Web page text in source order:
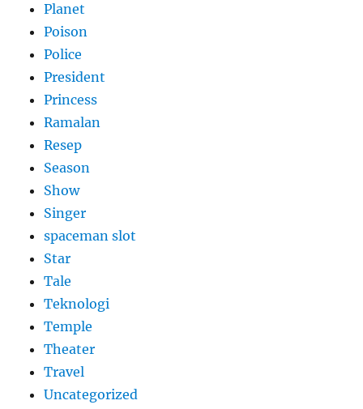
Planet
Poison
Police
President
Princess
Ramalan
Resep
Season
Show
Singer
spaceman slot
Star
Tale
Teknologi
Temple
Theater
Travel
Uncategorized